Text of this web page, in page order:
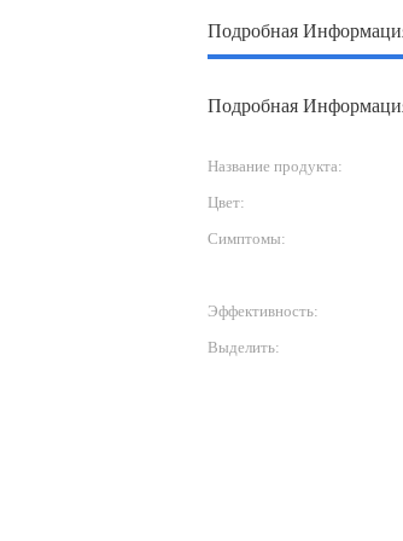
Подробная
Подробная
Название продукта:
Цвет:
Симптомы:
Эффективность:
Выделить: